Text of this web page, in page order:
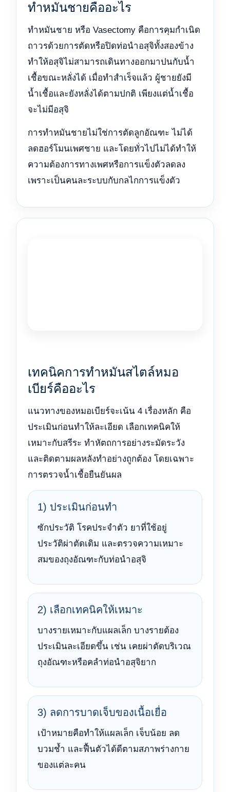
ทำหมันชายคืออะไร
ทำหมันชาย หรือ Vasectomy คือการคุมกำเนิด
ถาวรด้วยการตัดหรือปิดท่อนำอสุจิทั้งสองข้าง
ทำให้อสุจิไม่สามารถเดินทางออกมาปนกับน้ำ
เชื้อขณะหลั่งได้ เมื่อทำสำเร็จแล้ว ผู้ชายยังมี
น้ำเชื้อและยังหลั่งได้ตามปกติ เพียงแต่น้ำเชื้อ
จะไม่มีอสุจิ
การทำหมันชายไม่ใช่การตัดลูกอัณฑะ ไม่ได้
ลดฮอร์โมนเพศชาย และโดยทั่วไปไม่ได้ทำให้
ความต้องการทางเพศหรือการแข็งตัวลดลง
เพราะเป็นคนละระบบกับกลไกการแข็งตัว
เทคนิคการทำหมันสไตล์หมอ
เบียร์คืออะไร
แนวทางของหมอเบียร์จะเน้น 4 เรื่องหลัก คือ
ประเมินก่อนทำให้ละเอียด เลือกเทคนิคให้
เหมาะกับสรีระ ทำหัตถการอย่างระมัดระวัง
และติดตามผลหลังทำอย่างถูกต้อง โดยเฉพาะ
การตรวจน้ำเชื้อยืนยันผล
1) ประเมินก่อนทำ
ซักประวัติ โรคประจำตัว ยาที่ใช้อยู่
ประวัติผ่าตัดเดิม และตรวจความเหมาะ
สมของถุงอัณฑะกับท่อนำอสุจิ
2) เลือกเทคนิคให้เหมาะ
บางรายเหมาะกับแผลเล็ก บางรายต้อง
ประเมินละเอียดขึ้น เช่น เคยผ่าตัดบริเวณ
ถุงอัณฑะหรือคลำท่อนำอสุจิยาก
3) ลดการบาดเจ็บของเนื้อเยื่อ
เป้าหมายคือทำให้แผลเล็ก เจ็บน้อย ลด
บวมช้ำ และฟื้นตัวได้ดีตามสภาพร่างกาย
ของแต่ละคน